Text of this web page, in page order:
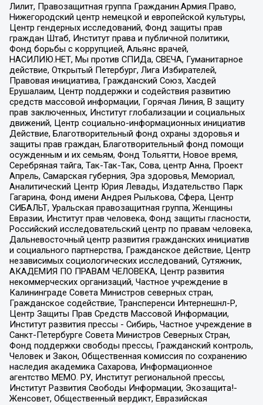
Лилит, Правозащитная группа Гражданин.Армия.Право,
Нижегородский центр немецкой и европейской культуры,
Центр гендерных исследований, Фонд защиты прав
граждан Штаб, Институт права и публичной политики,
Фонд борьбы с коррупцией, Альянс врачей,
НАСИЛИЮ.НЕТ, Мы против СПИДа, СВЕЧА, Гуманитарное
действие, Открытый Петербург, Лига Избирателей,
Правовая инициатива, Гражданский Союз, Хасдей
Ерушалаим, Центр поддержки и содействия развитию
средств массовой информации, Горячая Линия, В защиту
прав заключенных, Институт глобализации и социальных
движений, Центр социально-информационных инициатив
Действие, Благотворительный фонд охраны здоровья и
защиты прав граждан, Благотворительный фонд помощи
осужденным и их семьям, Фонд Тольятти, Новое время,
Серебряная тайга, Так-Так-Так, Сова, центр Анна, Проект
Апрель, Самарская губерния, Эра здоровья, Мемориал,
Аналитический Центр Юрия Левады, Издательство Парк
Гагарина, Фонд имени Андрея Рылькова, Сфера, Центр
СИБАЛЬТ, Уральская правозащитная группа, Женщины
Евразии, Институт прав человека, Фонд защиты гласности,
Российский исследовательский центр по правам человека,
Дальневосточный центр развития гражданских инициатив
и социального партнерства, Гражданское действие, Центр
независимых социологических исследований, Сутяжник,
АКАДЕМИЯ ПО ПРАВАМ ЧЕЛОВЕКА, Центр развития
некоммерческих организаций, Частное учреждение в
Калининграде Совета Министров северных стран,
Гражданское содействие, Трансперенси Интернешнл-Р,
Центр Защиты Прав Средств Массовой Информации,
Институт развития прессы - Сибирь, Частное учреждение в
Санкт-Петербурге Совета Министров Северных Стран,
Фонд поддержки свободы прессы, Гражданский контроль,
Человек и Закон, Общественная комиссия по сохранению
наследия академика Сахарова, Информационное
агентство МЕМО. РУ, Институт региональной прессы,
Институт Развития Свободы Информации, Экозащита!-
Женсовет, Общественный вердикт, Евразийская